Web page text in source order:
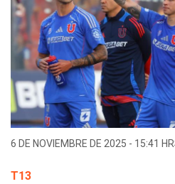
6 DE NOVIEMBRE DE 2025 - 15:41
T13